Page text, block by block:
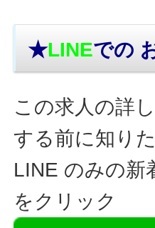
★LINEでの
この求人の詳
する前に知り
LINE のみの新
をクリック